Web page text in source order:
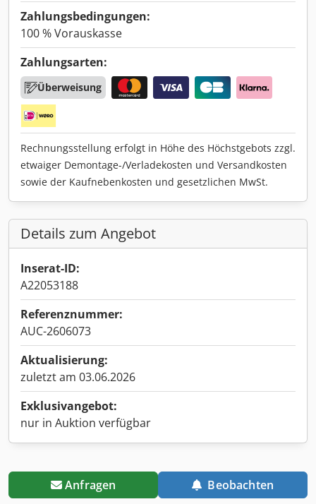
Zahlungsbedingungen:
100 % Vorauskasse
Zahlungsarten:
Überweisung
Rechnungsstellung erfolgt in Höhe des Höchstgebots zzgl.
etwaiger Demontage-/Verladekosten und Versandkosten
sowie der Kaufnebenkosten und gesetzlichen MwSt.
Details zum Angebot
Inserat-ID:
A22053188
Referenznummer:
AUC-2606073
Aktualisierung:
zuletzt am 03.06.2026
Exklusivangebot:
nur in Auktion verfügbar
Anfragen Beobachten